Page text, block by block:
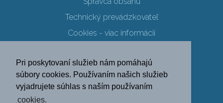
Pri poskytovaní služieb nám pomáhajú
súbory cookies. Používaním našich služieb
vyjadrujete súhlas s naším používaním
cookies.
Technický prevádzkovateľ
Cookies - viac informácií
Ochrana osobných údajov
SK EN DE
PL